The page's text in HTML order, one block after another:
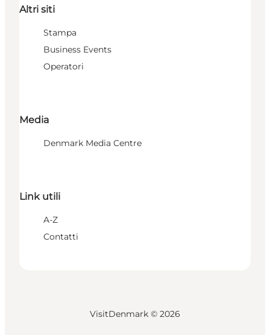
Altri siti
Stampa
Business Events
Operatori
Media
Denmark Media Centre
Link utili
A-Z
Contatti
VisitDenmark © 2026